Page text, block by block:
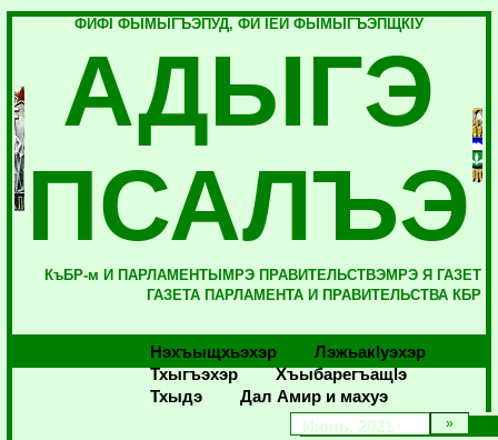
ФИФI ФЫМЫГЪЭПУД, ФИ IЕЙ ФЫМЫГЪЭПЩКIУ
АДЫГЭ
ПСАЛЪЭ
КъБР-м И ПАРЛАМЕНТЫМРЭ ПРАВИТЕЛЬСТВЭМРЭ Я ГАЗЕТ
ГАЗЕТА ПАРЛАМЕНТА И ПРАВИТЕЛЬСТВА КБР
Нэхъыщхьэхэр
Лэжьакlуэхэр
Тхыгъэхэр
Хъыбарегъащlэ
Тхыдэ
Дал Амир и махуэ
Июнь, 2021